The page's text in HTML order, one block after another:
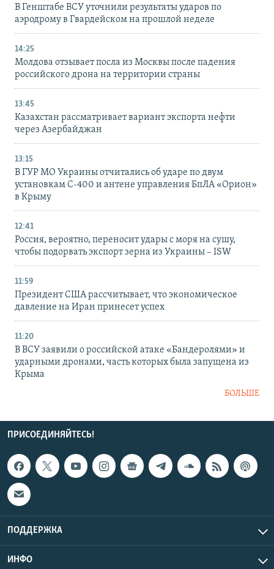
В Генштабе ВСУ уточнили результаты ударов по
аэродрому в Гвардейском на прошлой неделе
14:25
Молдова отзывает посла из Москвы после падения
российского дрона на территории страны
13:45
Казахстан рассматривает вариант экспорта нефти
через Азербайджан
13:15
В ГУР МО Украины отчитались об ударе по двум
установкам С-400 и антене управления БпЛА «Орион»
в Крыму
12:41
Россия, вероятно, переносит удары с моря на сушу,
чтобы подорвать экспорт зерна из Украины – ISW
11:59
Президент США рассчитывает, что экономическое
давление на Иран принесет успех
11:20
В ВСУ заявили о российской атаке «Бандеролями» и
ударными дронами, часть которых была запущена из
Крыма
БОЛЬШЕ
ПРИСОЕДИНЯЙТЕСЬ!
ПОДДЕРЖКА
ИНФО